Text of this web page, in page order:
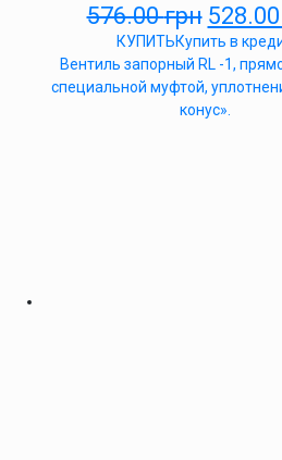
576.00грн 528.00
КУПИТЬКупить в
Вентиль запорный RL -1,
специальной муфтой,
конус».